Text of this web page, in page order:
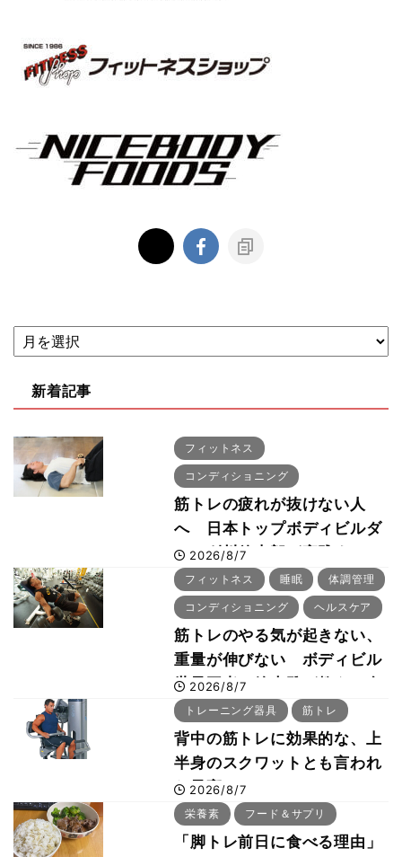
新着記事
フィットネス
コンディショニング
筋トレの疲れが抜けない人
へ 日本トップボディビルダ
ー・刈川啓志郎が実践する
「回復習慣」
2026/8/7
フィットネス 睡眠 体調管理
コンディショニング ヘルスケア
筋トレのやる気が起きない、
重量が伸びない ボディビル
世界王者・鈴木雅が教える食
事・睡眠・呼吸の整え方
2026/8/7
トレーニング器具 筋トレ
背中の筋トレに効果的な、上
半身のスクワットとも言われ
た最高マシン“ノーチラス・
プルオーバーマシン”とは？
2026/8/7
栄養素 フード＆サプリ
「脚トレ前日に食べる理由」